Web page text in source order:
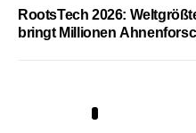
RootsTech 2026:
bringt Millionen